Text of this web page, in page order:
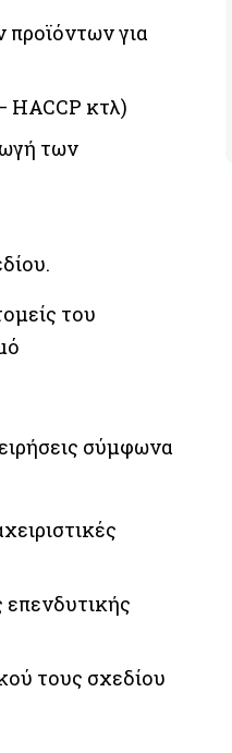
για
HACCP κτλ)
των
του
σύμφωνα
επενδυτικής
τους σχεδίου